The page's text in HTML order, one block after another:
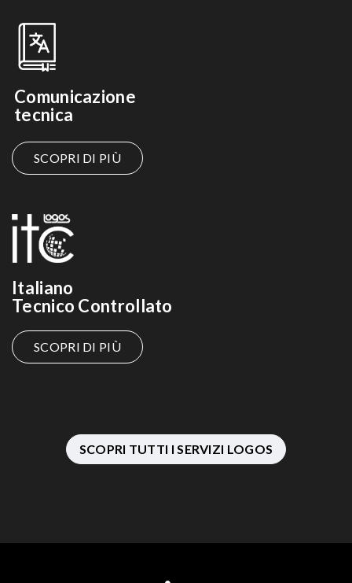
Comunicazione
tecnica
SCOPRI DI PIÙ
Italiano
Tecnico Controllato
SCOPRI DI PIÙ
SCOPRI TUTTI I SERVIZI LOGOS